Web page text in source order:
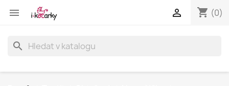
 shopping_cart (0)

search